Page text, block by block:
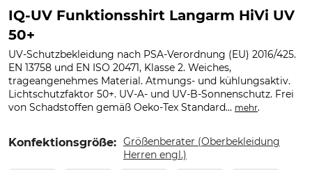
IQ-UV Funktionsshirt Langarm HiVi UV
50+
UV-Schutzbekleidung nach PSA-Verordnung (EU) 2016/425.
EN 13758 und EN ISO 20471, Klasse 2. Weiches,
trageangenehmes Material. Atmungs- und kühlungsaktiv.
Lichtschutzfaktor 50+. UV-A- und UV-B-Sonnenschutz. Frei
von Schadstoffen gemäß Oeko-Tex Standard... mehr.
Konfektionsgröße: Größenberater (Oberbekleidung
Herren engl.)